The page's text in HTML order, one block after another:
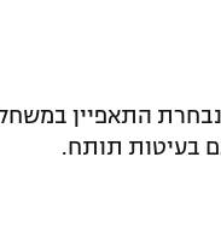
התאפיין במשחק
בעיטות תותח.